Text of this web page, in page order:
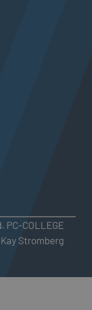
PC-COLLEGE
Stromberg